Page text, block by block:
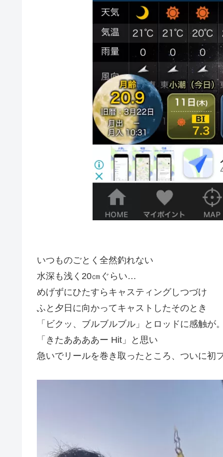
いつものごとく全然釣れない
水深も浅く20㎝ぐらい…
めげずにひたすらキャスティングしつづけ
ふと夕日に向かってキャストしたそのとき
「ビクッ、ブルブルブル」とロッドに感触が
「きたああああー Hit」と思い
急いでリールを巻き取ったところ、ついに初